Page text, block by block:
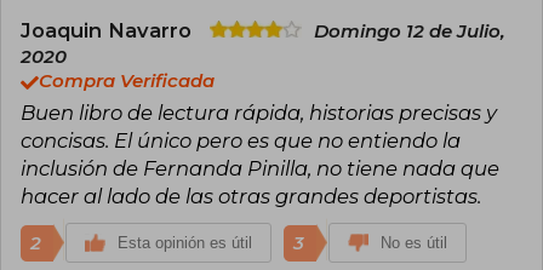
Joaquin Navarro
Domingo 12 de Julio,
2020
Compra Verificada
Buen libro de lectura rápida, historias precisas y
concisas. El único pero es que no entiendo la
inclusión de Fernanda Pinilla, no tiene nada que
hacer al lado de las otras grandes deportistas.
2 Esta opinión es útil 3 No es útil